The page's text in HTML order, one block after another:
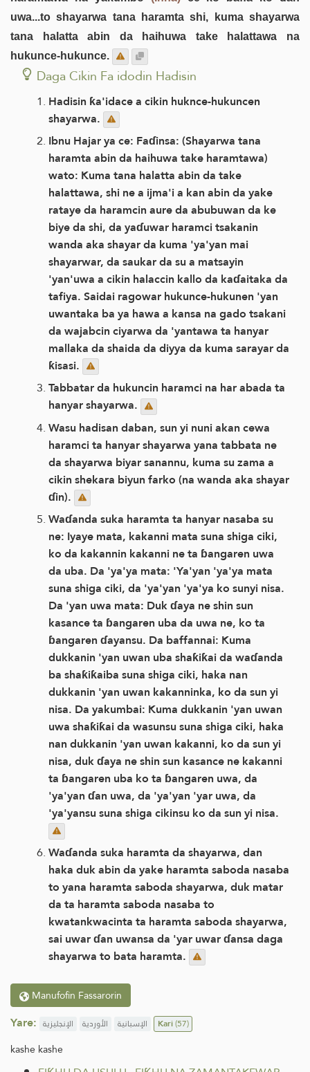
uwa...to shayarwa tana haramta shi, kuma shayarwa
tana halatta abin da haihuwa take halattawa na
hukunce-hukunce.
Daga Cikin Fa idodin Hadisin
Hadisin ƙa'idace a cikin huknce-hukuncen
shayarwa.
Ibnu Hajar ya ce: Faɗinsa: (Shayarwa tana
haramta abin da haihuwa take haramtawa)
wato: Kuma tana halatta abin da take
halattawa, shi ne a ijma'i a kan abin da yake
rataye da haramcin aure da abubuwan da ke
biye da shi, da yaɗuwar haramci tsakanin
wanda aka shayar da kuma 'ya'yan mai
shayarwar, da saukar da su a matsayin
'yan'uwa a cikin halaccin kallo da kaɗaitaka da
tafiya. Saidai ragowar hukunce-hukunen 'yan
uwantaka ba ya hawa a kansa na gado tsakani
da wajabcin ciyarwa da 'yantawa ta hanyar
mallaka da shaida da diyya da kuma sarayar da
ƙisasi.
Tabbatar da hukuncin haramci na har abada ta
hanyar shayarwa.
Wasu hadisan daban, sun yi nuni akan cewa
haramci ta hanyar shayarwa yana tabbata ne
da shayarwa biyar sanannu, kuma su zama a
cikin shekara biyun farko (na wanda aka shayar
ɗin).
Waɗanda suka haramta ta hanyar nasaba su
ne: Iyaye mata, kakanni mata suna shiga ciki,
ko da kakannin kakanni ne ta ɓangaren uwa
da uba. Da 'ya'ya mata: 'Ya'yan 'ya'ya mata
suna shiga ciki, da 'ya'yan 'ya'ya ko sunyi nisa.
Da 'yan uwa mata: Duk ɗaya ne shin sun
kasance ta ɓangaren uba da uwa ne, ko ta
ɓangaren ɗayansu. Da baffannai: Kuma
dukkanin 'yan uwan uba shaƙiƙai da waɗanda
ba shaƙiƙaiba suna shiga ciki, haka nan
dukkanin 'yan uwan kakanninka, ko da sun yi
nisa. Da yakumbai: Kuma dukkanin 'yan uwan
uwa shaƙiƙai da wasunsu suna shiga ciki, haka
nan dukkanin 'yan uwan kakanni, ko da sun yi
nisa, duk ɗaya ne shin sun kasance ne kakanni
ta ɓangaren uba ko ta ɓangaren uwa, da
'ya'yan ɗan uwa, da 'ya'yan 'yar uwa, da
'ya'yansu suna shiga cikinsu ko da sun yi nisa.
Waɗanda suka haramta da shayarwa, dan
haka duk abin da yake haramta saboda nasaba
to yana haramta saboda shayarwa, duk matar
da ta haramta saboda nasaba to
kwatankwacinta ta haramta saboda shayarwa,
sai uwar ɗan uwansa da 'yar uwar ɗansa daga
shayarwa to bata haramta.
Manufofin Fassarorin
Yare: الإنجليزية الأوردية الإسبانية Kari(57)
kashe kashe